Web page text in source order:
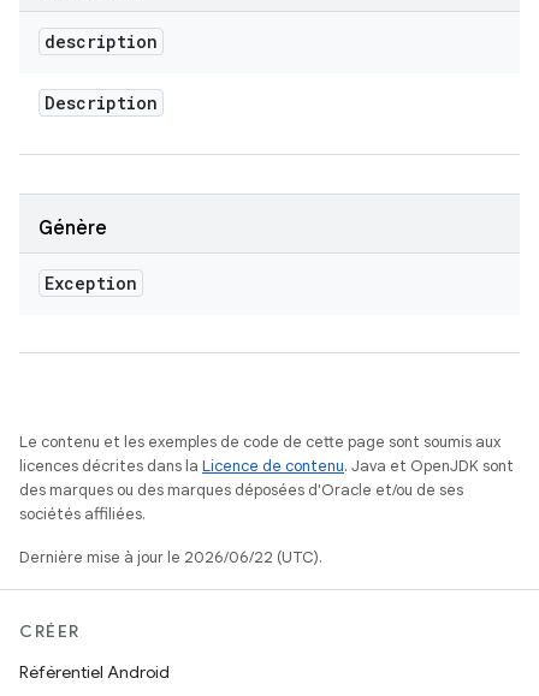
description
Description
Génère
Exception
Le contenu et les exemples de code de cette page sont soumis aux
licences décrites dans la Licence de contenu. Java et OpenJDK sont
des marques ou des marques déposées d'Oracle et/ou de ses
sociétés affiliées.
Dernière mise à jour le 2026/06/22 (UTC).
CRÉER
Référentiel Android